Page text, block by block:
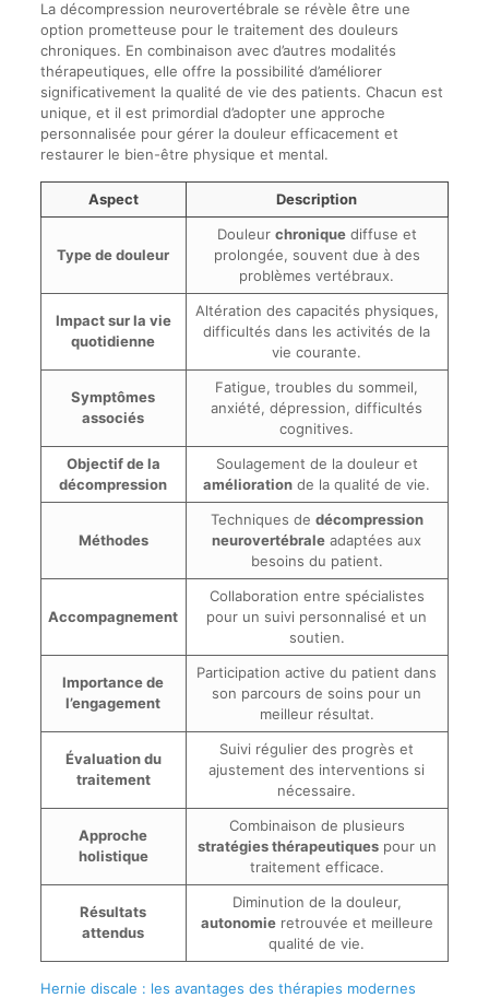
La décompression neurovertébrale se révèle être une
option prometteuse pour le traitement des douleurs
chroniques. En combinaison avec d’autres modalités
thérapeutiques, elle offre la possibilité d’améliorer
significativement la qualité de vie des patients. Chacun est
unique, et il est primordial d’adopter une approche
personnalisée pour gérer la douleur efficacement et
restaurer le bien-être physique et mental.
Aspect Description
Type de douleur
Douleur chroniquediffuse et
prolongée, souvent due à des
problèmes vertébraux.
Impact sur la vie
quotidienne
Altération des capacités physiques,
difficultés dans les activités de la
vie courante.
Symptômes
associés
Fatigue, troubles du sommeil,
anxiété, dépression, difficultés
cognitives.
Objectif de la
décompression
Soulagement de la douleur et
amélioration de la qualité de vie.
Méthodes
Techniques de décompression
neurovertébrale adaptées aux
besoins du patient.
Accompagnement
Collaboration entre spécialistes
pour un suivi personnalisé et un
soutien.
Importance de
l’engagement
Participation active du patient dans
son parcours de soins pour un
meilleur résultat.
Évaluation du
traitement
Suivi régulier des progrès et
ajustement des interventions si
nécessaire.
Approche
holistique
Combinaison de plusieurs
stratégies thérapeutiquespour un
traitement efficace.
Résultats
attendus
Diminution de la douleur,
autonomieretrouvée et meilleure
qualité de vie.
Hernie discale : les avantages des thérapies modernes